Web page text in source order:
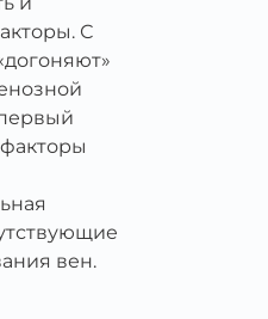
С
вен.